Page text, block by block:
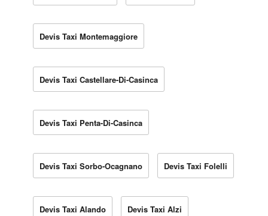
Devis Taxi Montemaggiore
Devis Taxi Castellare-Di-Casinca
Devis Taxi Penta-Di-Casinca
Devis Taxi Sorbo-Ocagnano Devis Taxi Folelli
Devis Taxi Alando Devis Taxi Alzi